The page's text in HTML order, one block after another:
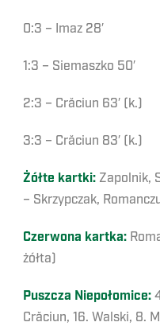
0:3 – Imaz 28′
1:3 – Siemaszko 50′
2:3 – Crăciun 63′ (k.)
3:3 – Crăciun 83′ (k.)
Żółte kartki: Zapolnik,
– Skrzypczak,
Czerwona kartka:
żółta)
Puszcza Niepołomice:
Crăciun, 16. Walski, 8.